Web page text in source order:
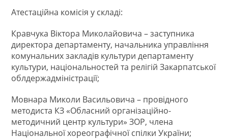
Атестаційна комісія у складі:
Кравчука Віктора Миколайовича – заступника
директора департаменту, начальника управління
комунальних закладів культури департаменту
культури, національностей та релігій Закарпатської
облдержадміністрації;
Мовнара Миколи Васильовича – провідного
методиста КЗ «Обласний організаційно-
методичний центр культури» ЗОР, члена
Національної хореографічної спілки України;